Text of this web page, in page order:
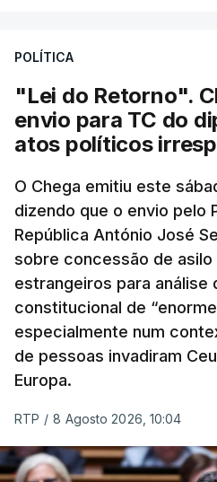
POLÍTICA
"Lei do Retorno".
envio para TC do
atos políticos
O Chega emitiu este
dizendo que o envio pelo
República António José
sobre concessão de
estrangeiros para análise
constitucional de
especialmente num
de pessoas invadiram
Europa.
RTP / 8 Agosto 2026, 10:04